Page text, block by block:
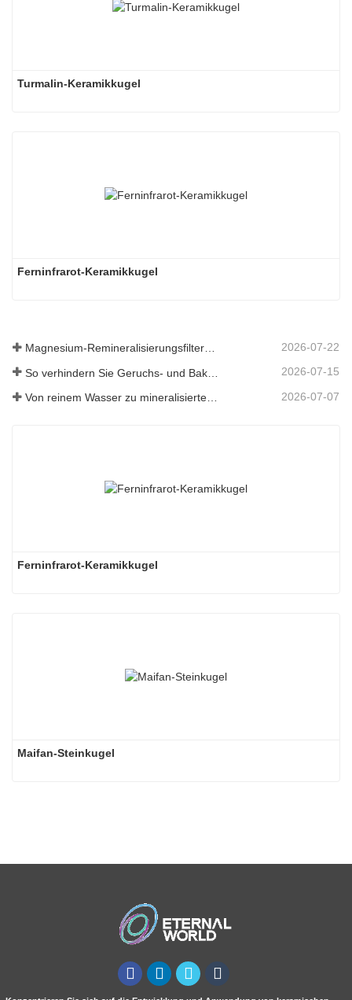
Turmalin-Keramikkugel
Ferninfrarot-Keramikkugel
Magnesium-Remineralisierungsfiltermedium für RO-Wassersysteme 2026-07-22
2026-07-15
2026-07-07
Ferninfrarot-Keramikkugel
Maifan-Steinkugel